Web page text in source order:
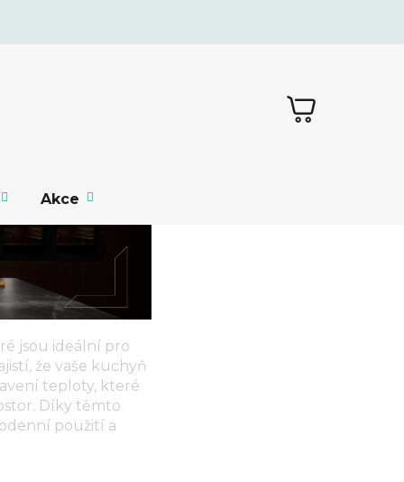
NÁKUPNÍ
KOŠÍK
Akce
jsou ideální pro
že vaše kuchyň
teploty, které
Díky těmto
použití a